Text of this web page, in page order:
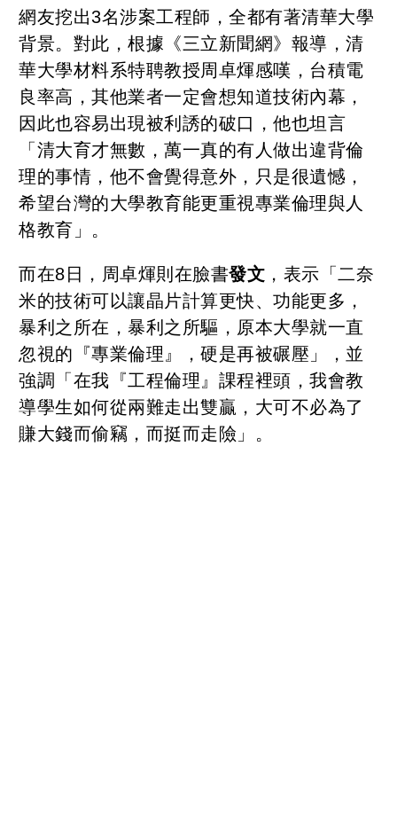
網友挖出3名涉案工程師，全都有著清華大學
背景。對此，根據《三立新聞網》報導，清
華大學材料系特聘教授周卓煇感嘆，台積電
良率高，其他業者一定會想知道技術內幕，
因此也容易出現被利誘的破口，他也坦言
「清大育才無數，萬一真的有人做出違背倫
理的事情，他不會覺得意外，只是很遺憾，
希望台灣的大學教育能更重視專業倫理與人
格教育」。
而在8日，周卓煇則在臉書發文 ，表示「二奈
米的技術可以讓晶片計算更快、功能更多，
暴利之所在，暴利之所驅，原本大學就一直
忽視的『專業倫理』，硬是再被碾壓」，並
強調「在我『工程倫理』課程裡頭，我會教
導學生如何從兩難走出雙贏，大可不必為了
賺大錢而偷竊，而挺而走險」。